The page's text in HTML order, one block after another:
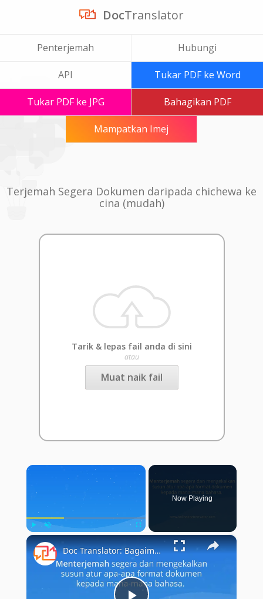
DocTranslator
Penterjemah Hubungi
API Tukar PDF ke Word
Tukar PDF ke JPG Bahagikan PDF
Mampatkan Imej
Terjemah Segera Dokumen daripada chichewa ke
cina (mudah)
Tarik & lepas fail anda di sini
atau
Muat naik fail
×
Play Unmute Fullscreen
Now Playing
×
Doc Translator: Bagaimana saya menggunakan penterjemah dokumen?